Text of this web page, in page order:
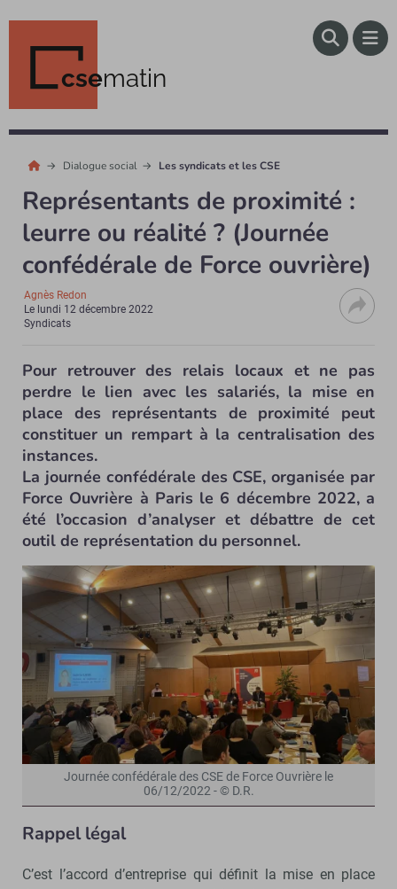
csematin
Dialogue social Les syndicats et les CSE
Représentants de proximité :
leurre ou réalité ? (Journée
confédérale de Force ouvrière)
Agnès Redon
Le lundi 12 décembre 2022
Syndicats
Pour retrouver des relais locaux et ne pas
perdre le lien avec les salariés, la mise en
place des représentants de proximité peut
constituer un rempart à la centralisation des
instances.
La journée confédérale des CSE, organisée par
Force Ouvrière à Paris le 6 décembre 2022, a
été l’occasion d’analyser et débattre de cet
outil de représentation du personnel.
Journée confédérale des CSE de Force Ouvrière le
06/12/2022 - © D.R.
Rappel légal
C’est l’accord d’entreprise qui définit la mise en place